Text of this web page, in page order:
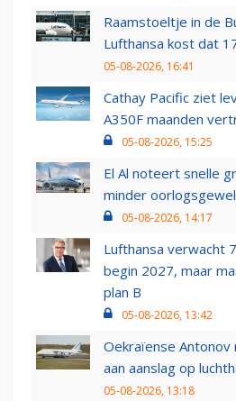
Raamstoeltje in de
Lufthansa kost dat
05-08-2026, 16:41
Cathay Pacific ziet
A350F maanden
05-08-2026, 15:25
El Al noteert snelle
minder
05-08-2026, 14:17
Lufthansa verwacht
begin 2027, maar
plan B
05-08-2026, 13:42
Oekraïense
aan aanslag op
05-08-2026, 13:18